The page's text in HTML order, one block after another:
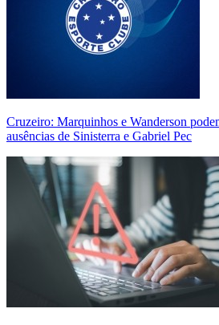
Cruzeiro: Marquinhos e Wanderson
ausências de Sinisterra e Gabriel Pec